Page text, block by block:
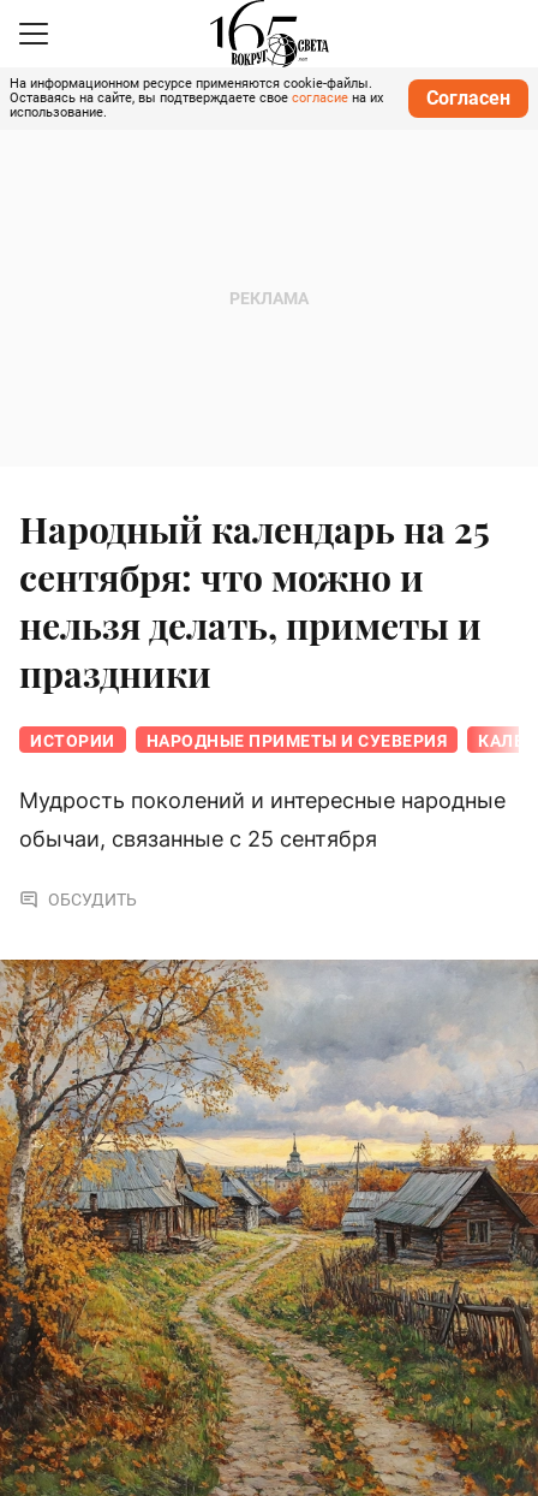
На информационном ресурсе применяются cookie-файлы.
Оставаясь на сайте, вы подтверждаете свое согласие на их
использование.
Согласен
Народный календарь на 25
сентября: что можно и
нельзя делать, приметы и
праздники
ИСТОРИИ НАРОДНЫЕ ПРИМЕТЫ И СУЕВЕРИЯ
Мудрость поколений и интересные народные
обычаи, связанные с 25 сентября
ОБСУДИТЬ